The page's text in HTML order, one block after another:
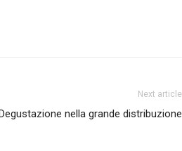
Next article
nella grande distribuzione